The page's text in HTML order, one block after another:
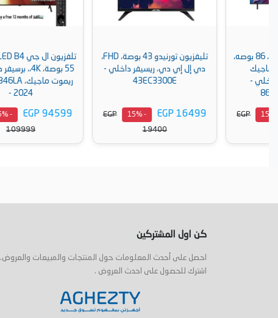
تليفزيون تورنيدو 43 بوصة، FHD،
دي إل إي دي، ريسيفر داخلي -
EGP 16499
- 15%
EGP
تلفزيون ال جي OLED B4 سمارت،
55 بوصة، 4K،، برسيفر داخلي مع
ريموت ماجيك، OLED55B46LA
EGP 94599
- 15%
EGP
كن اول المشتركين
احصل على أحدث المعلومات حول المنتجات والمبيعات والعروض.
اشترك للحصول على احدث العروض .